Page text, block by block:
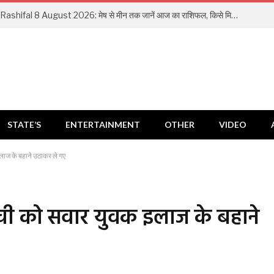
Aaj Ka Rashifal 8 August 2026: मेष से मीन तक जानें आज का राशिफल, किसे मिलेगा धन लाभ और किसे रहना होगा सतर्क
STATE’S ENTERTAINMENT OTHER VIDEO
के बहाने उठाकर ले गए
को सवार युवक इलाज के बहाने